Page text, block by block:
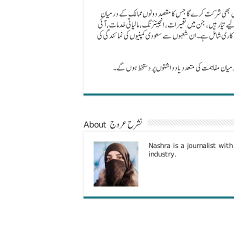
بھی شرکت کرے گا جس کا مقصد دونوں ممالک کے درمیان
ہیں، جن میں تعمیرات، انجینئرنگ، مالیاتی خدمات، آئی
کاری شامل ہے۔ ان شعبوں سے سعودی کمپنیوں کی نمائندگی کی
مفاہمت کی متعدد یادداشتوں پر دستخط ہوں گے۔
About نشرح عروج
Nashra is a journalist
industry.